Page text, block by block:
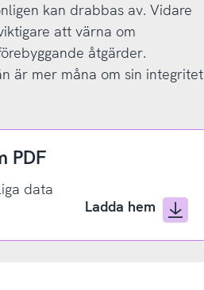
kan drabbas av. Vidare
att värna om
åtgärder.
är mer måna om sin integritet
PDF
data
Ladda hem